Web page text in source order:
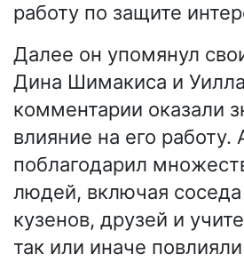
работу по защите
Далее он упомянул
Дина Шимакиса и
комментарии оказали
влияние на его работу.
поблагодарил
людей, включая
кузенов, друзей и
так или иначе